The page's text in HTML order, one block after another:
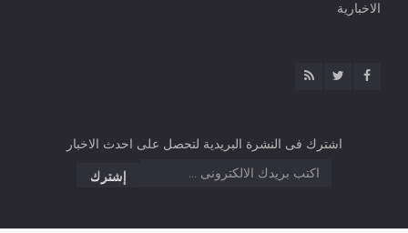
الاخبارية
اشترك فى النشرة البريدية لتحصل على احدث الاخبار